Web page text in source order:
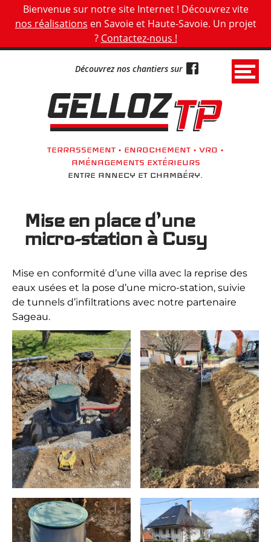
Bienvenue sur notre site Internet ! Découvrez vite
nos réalisations en Savoie et Haute-Savoie. Un projet
? Contactez-nous !
Découvrez nos chantiers sur
G
e
•
T
r
r
a
s
s
e
m
e
n
t
,
E
n
r
o
c
h
e
TERRASSEMENT • ENROCHEMENT • VRD •
AMÉNAGEMENTS EXTÉRIEURS
ENTRE ANNECY ET CHAMBÉRY.
Mise en place d’une
micro-station à Cusy
Mise en conformité d’une villa avec la reprise des
eaux usées et la pose d’une micro-station, suivie
de tunnels d’infiltrations avec notre partenaire
Sageau.
Panneau de gestion des cookies